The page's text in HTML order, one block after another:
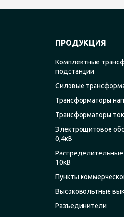
ПРОДУКЦИЯ
Комплектные
подстанции
Силовые
Трансформаторы
Трансформаторы
Электрощитовое
0,4кВ
Распределительные
10кВ
Пункты
Высоковольтные
Разъединители